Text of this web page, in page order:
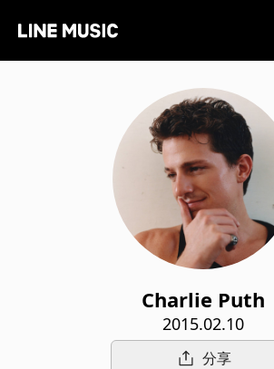
Charlie Puth
2015.02.10
分享